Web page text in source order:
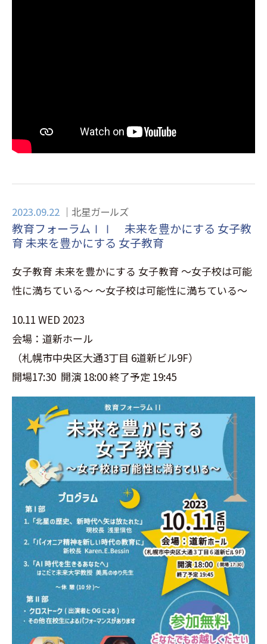
2023.09.22 北星ガールズ
教育フォーラムⅠⅠ 未来を豊かにする 女子教
育 未来を豊かにする 女子教育
女子教育 未来を豊かにする 女子教育 ～女子校は可能
性に満ちている～ ～女子校は可能性に満ちている～
10.11 WED 2023
会場：道新ホール
（札幌市中央区大通3丁目 6道新ビル9F）
開場17:30 開演 18:00 終了予定 19:45